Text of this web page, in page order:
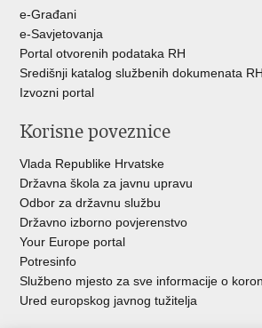
e-Građani
e-Savjetovanja
Portal otvorenih podataka RH
Središnji katalog službenih dokumenata RH
Izvozni portal
Korisne poveznice
Vlada Republike Hrvatske
Državna škola za javnu upravu
Odbor za državnu službu
Državno izborno povjerenstvo
Your Europe portal
Potresinfo
Službeno mjesto za sve informacije o
Ured europskog javnog tužitelja